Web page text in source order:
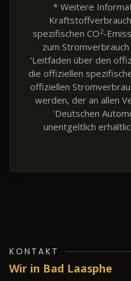
* Weitere
spezifischen CO2-
zum
'Leitfaden über den
die offiziellen
offiziellen
werden, der an allen
'Deutschen
unentgeltlich
KONTAKT
Wir in Bad Laasphe